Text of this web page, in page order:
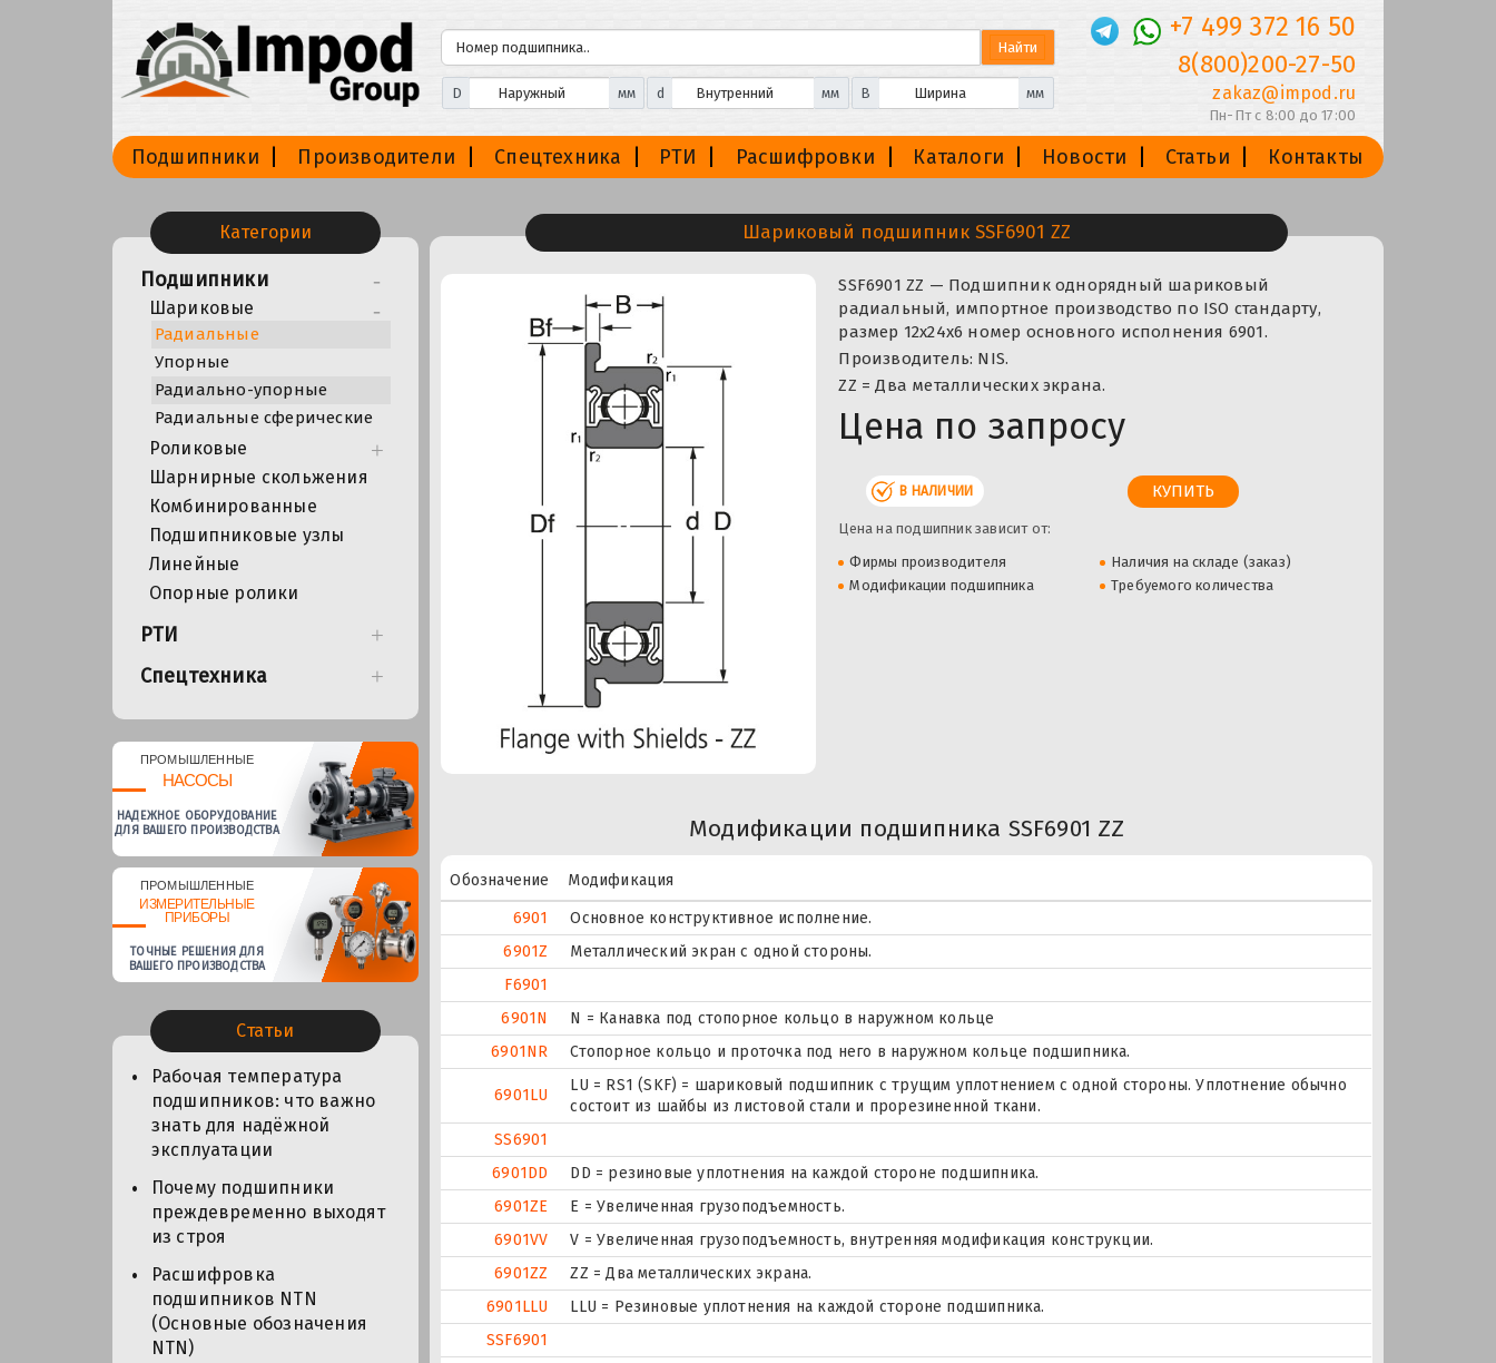
D мм d мм B мм
+7 499 372 16 50
8(800)200-27-50
zakaz@impod.ru
Пн-Пт с 8:00 до 17:00
Подшипники Производители Спецтехника РТИ Расшифровки Каталоги Новости Статьи Контакты
Категории
Подшипники
Шариковые
Радиальные
Упорные
Радиально-упорные
Радиальные сферические
Роликовые
Шарнирные скольжения
Комбинированные
Подшипниковые узлы
Линейные
Опорные ролики
РТИ
Спецтехника
ПРОМЫШЛЕННЫЕ
НАСОСЫ
НАДЕЖНОЕ ОБОРУДОВАНИЕ
ДЛЯ ВАШЕГО ПРОИЗВОДСТВА
ПРОМЫШЛЕННЫЕ
ИЗМЕРИТЕЛЬНЫЕ
ПРИБОРЫ
ТОЧНЫЕ РЕШЕНИЯ ДЛЯ
ВАШЕГО ПРОИЗВОДСТВА
Статьи
Рабочая температура
подшипников: что важно
знать для надёжной
эксплуатации
Почему подшипники
преждевременно выходят
из строя
Расшифровка
подшипников NTN
(Основные обозначения
NTN)
Шариковый подшипник SSF6901 ZZ
SSF6901 ZZ — Подшипник однорядный шариковый
радиальный, импортное производство по ISO стандарту,
размер 12x24x6 номер основного исполнения 6901.
Производитель: NIS.
ZZ = Два металлических экрана.
Цена по запросу
В НАЛИЧИИ
Цена на подшипник зависит от:
Фирмы производителя
Наличия на складе (заказ)
Модификации подшипника
Требуемого количества
Модификации подшипника SSF6901 ZZ
Обозначение
Модификация
6901
Основное конструктивное исполнение.
6901Z
Металлический экран с одной стороны.
F6901
6901N
N = Канавка под стопорное кольцо в наружном кольце
6901NR
Стопорное кольцо и проточка под него в наружном кольце подшипника.
6901LU
LU = RS1 (SKF) = шариковый подшипник с трущим уплотнением с одной стороны. Уплотнение обычно
состоит из шайбы из листовой стали и прорезиненной ткани.
SS6901
6901DD
DD = резиновые уплотнения на каждой стороне подшипника.
6901ZE
Е = Увеличенная грузоподъемность.
6901VV
V = Увеличенная грузоподъемность, внутренняя модификация конструкции.
6901ZZ
ZZ = Два металлических экрана.
6901LLU
LLU = Резиновые уплотнения на каждой стороне подшипника.
SSF6901